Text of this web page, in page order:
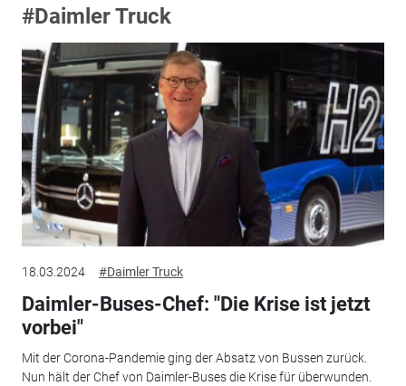
#Daimler Truck
18.03.2024 #Daimler Truck
Daimler-Buses-Chef: "Die Krise ist jetzt
vorbei"
Mit der Corona-Pandemie ging der Absatz von Bussen zurück.
Nun hält der Chef von Daimler-Buses die Krise für überwunden.